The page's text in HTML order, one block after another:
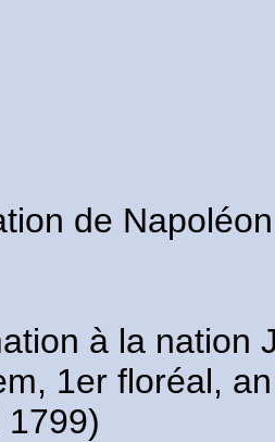
de
à la nation
1er floréal,
1799)